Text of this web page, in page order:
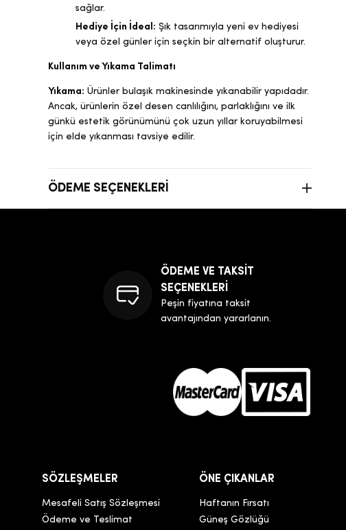
sağlar.
Hediye İçin İdeal: Şık tasarımıyla yeni ev hediyesi
veya özel günler için seçkin bir alternatif oluşturur.
Kullanım ve Yıkama Talimatı
Yıkama: Ürünler bulaşık makinesinde yıkanabilir yapıdadır.
Ancak, ürünlerin özel desen canlılığını, parlaklığını ve ilk
günkü estetik görünümünü çok uzun yıllar koruyabilmesi
için elde yıkanması tavsiye edilir.
ÖDEME SEÇENEKLERI
ÖDEME VE TAKSİT
SEÇENEKLERİ
Peşin fiyatına taksit
avantajından yararlanın.
SÖZLEŞMELER
Mesafeli Satış Sözleşmesi
Ödeme ve Teslimat
ÖNE ÇIKANLAR
Haftanın Fırsatı
Güneş Gözlüğü